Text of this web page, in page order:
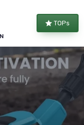
TOPs